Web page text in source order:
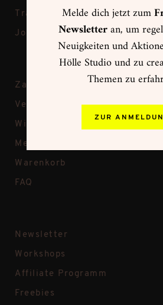
Transparenz bei Frau Hölle
Jobs
Zahlungsweisen
Versand & Rückversand
Widerruf
Mein Konto
Warenkorb
FAQ
Newsletter
Workshops
Affiliate Programm
Freebies
Melde dich jetzt zum
Newsletteran, um
Neuigkeiten und
Hölle Studio und zu
Themen zu
ZUR